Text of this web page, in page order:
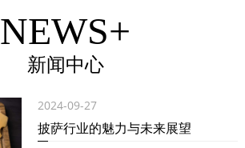
NEWS+
新闻中心
2024-09-27
披萨行业的魅力与未来展望